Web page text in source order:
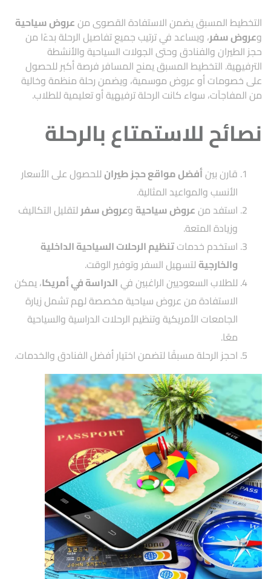
التخطيط المسبق يضمن الاستفادة القصوى منعروض سياحية
وعروض سفر، ويساعد في ترتيب جميع تفاصيل الرحلة بدءًا من
حجز الطيران والفنادق وحتى الجولات السياحية والأنشطة
الترفيهية. التخطيط المسبق يمنح المسافر فرصة أكبر للحصول
على خصومات أو عروض موسمية، ويضمن رحلة منظمة وخالية
من المفاجآت، سواء كانت الرحلة ترفيهية أو تعليمية للطلاب.
نصائح للاستمتاع بالرحلة
قارن بينأفضل مواقع حجز طيرانللحصول على الأسعار
الأنسب والمواعيد المثالية.
استفد منعروض سياحيةوعروض سفرلتقليل التكاليف
وزيادة المتعة.
استخدم خدماتتنظيم الرحلات السياحية الداخلية
والخارجيةلتسهيل السفر وتوفير الوقت.
للطلاب السعوديين الراغبين فيالدراسة في أمريكا، يمكن
الاستفادة من عروض سياحية مخصصة لهم تشمل زيارة
الجامعات الأمريكية وتنظيم الرحلات الدراسية والسياحية
معًا.
احجز الرحلة مسبقًا لتضمن اختيار أفضل الفنادق والخدمات.